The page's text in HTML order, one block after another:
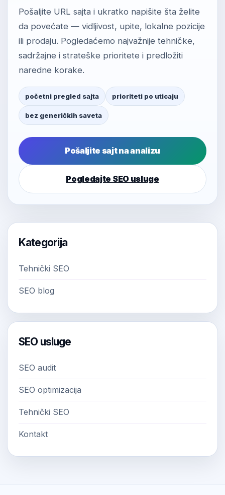
Pošaljite URL sajta i ukratko napišite šta želite
da povećate — vidljivost, upite, lokalne pozicije
ili prodaju. Pogledaćemo najvažnije tehničke,
sadržajne i strateške prioritete i predložiti
naredne korake.
početni pregled sajta prioriteti po uticaju
bez generičkih saveta
Pošaljite sajt na analizu
Pogledajte SEO usluge
Kategorija
Tehnički SEO
SEO blog
SEO usluge
SEO audit
SEO optimizacija
Tehnički SEO
Kontakt